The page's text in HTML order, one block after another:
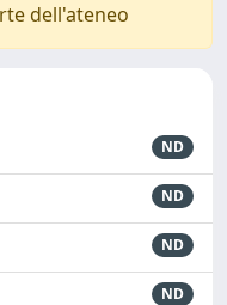
dell'ateneo
ND
ND
ND
ND